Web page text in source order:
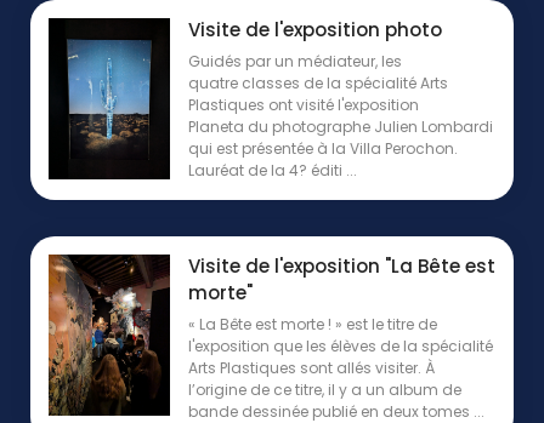
Visite de l'exposition photo
Guidés par un médiateur, les
quatre classes de la spécialité Arts
Plastiques ont visité l'exposition
Planeta du photographe Julien Lombardi
qui est présentée à la Villa Perochon.
Lauréat de la 4? éditi ...
Visite de l'exposition "La Bête est
morte"
« La Bête est morte ! » est le titre de
l'exposition que les élèves de la spécialité
Arts Plastiques sont allés visiter. À
l’origine de ce titre, il y a un album de
bande dessinée publié en deux tomes ...